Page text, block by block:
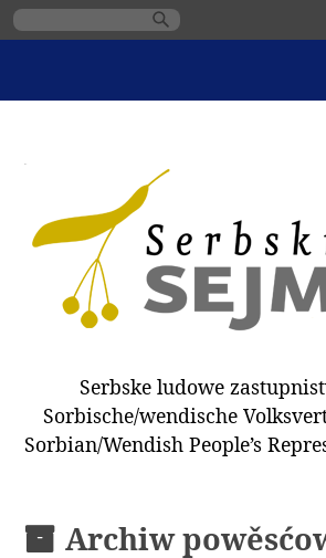
SERBSKI SEJM
JEDNANSKI PORJAD
PROTOKOLE /
DARY
ZAPÓSŁANCY
WUBĚRKI
Serbske ludowe
Sorbische/wendische
Sorbian/Wendish People’s
Archiw